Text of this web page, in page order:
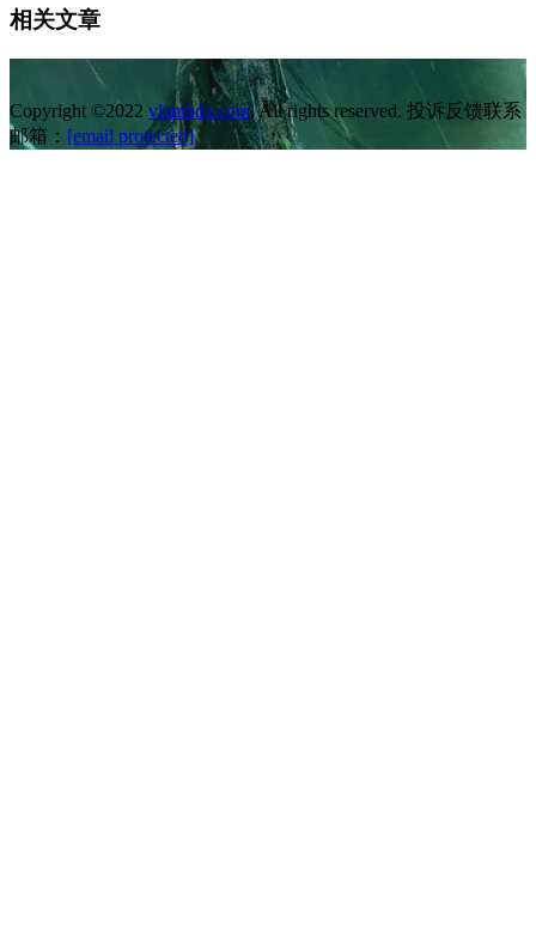
相关文章
Copyright ©2022 vlambda.com. All rights reserved. 投诉反馈联系
邮箱： [email protected]